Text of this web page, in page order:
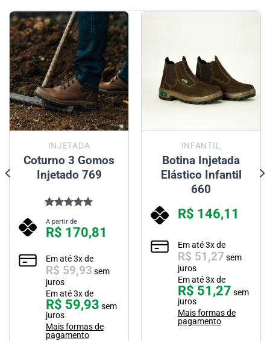
INJETADA
Coturno 3 Gomos
Injetado 769
Avaliação
5.00de 5
A partir de
R$ 170,81
Em até3x de
R$ 59,93 sem
juros
Em até3x de
R$ 59,93 sem
juros
Mais formas de
pagamento
INFANTIL
Botina Injetada
Elástico Infantil
660
R$ 146,11
Em até3x de
R$ 51,27 sem
juros
Em até3x de
R$ 51,27 sem
juros
Mais formas de
pagamento